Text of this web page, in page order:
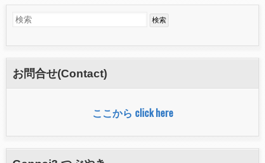
索
フ
ォ
検
お問合せ(Contact)
ここから click here